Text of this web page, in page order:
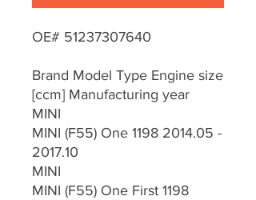
OE# 51237307640
Brand Model Type Engine size
[ccm] Manufacturing year
MINI
MINI (F55) One 1198 2014.05 -
2017.10
MINI
MINI (F55) One First 1198